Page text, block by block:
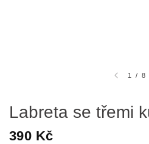
1 / 8
Labreta se třemi
390 Kč